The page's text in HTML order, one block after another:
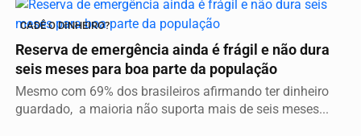
CADÊ O DINHEIRO?
Reserva de emergência ainda é frágil e não dura
seis meses para boa parte da população
Mesmo com 69% dos brasileiros afirmando ter dinheiro
guardado, a maioria não suporta mais de seis meses...